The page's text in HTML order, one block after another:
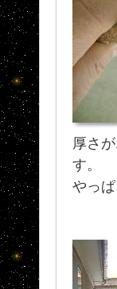
厚さ
す。
やっ